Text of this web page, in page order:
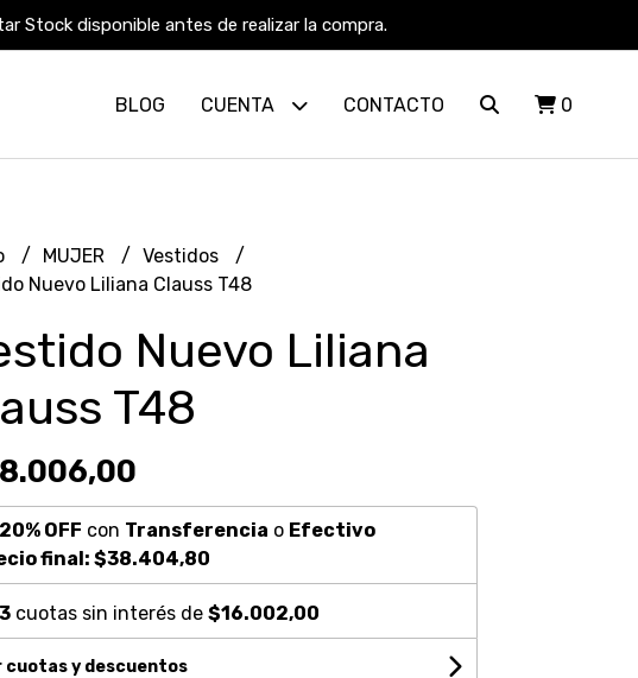
Stock disponible antes de realizar la compra.
BLOG CUENTA CONTACTO 0
MUJER
Vestidos
Nuevo Liliana Clauss T48
Nuevo Liliana
T48
20% OFF con Transferencia o Efectivo
final: $38.404,80
3cuotas sin interés de $16.002,00
cuotas y descuentos